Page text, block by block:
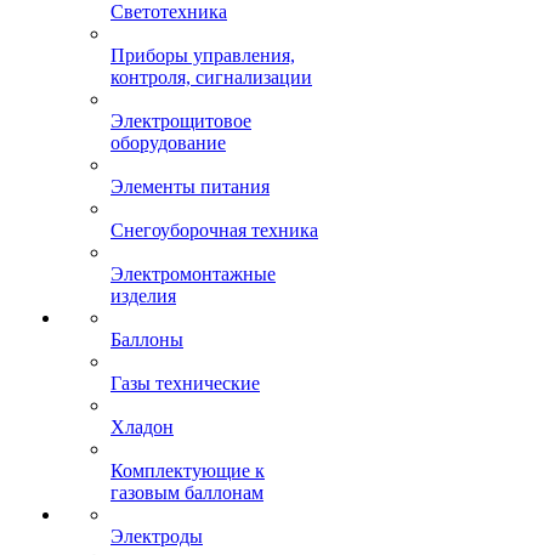
Светотехника
Приборы управления,
контроля, сигнализации
Электрощитовое
оборудование
Элементы питания
Снегоуборочная техника
Электромонтажные
изделия
Баллоны
Газы технические
Хладон
Комплектующие к
газовым баллонам
Электроды